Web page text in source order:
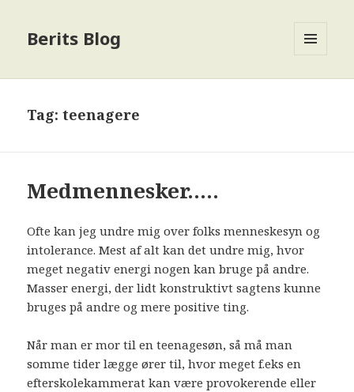
Berits Blog
Tag:teenagere
Medmennesker…..
Ofte kan jeg undre mig over folks menneskesyn og
intolerance. Mest af alt kan det undre mig, hvor
meget negativ energi nogen kan bruge på andre.
Masser energi, der lidt konstruktivt sagtens kunne
bruges på andre og mere positive ting.
Når man er mor til en teenagesøn, så må man
somme tider lægge ører til, hvor meget f.eks en
efterskolekammerat kan være provokerende eller